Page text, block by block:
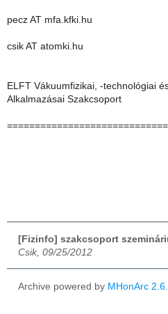
pecz AT mfa.kfki.hu
csik AT atomki.hu
ELFT Vákuumfizikai, -technológiai
Alkalmazásai Szakcsoport
[Fizinfo] szakcsoport
Csik, 09/25/2012
Archive powered by MHonArc